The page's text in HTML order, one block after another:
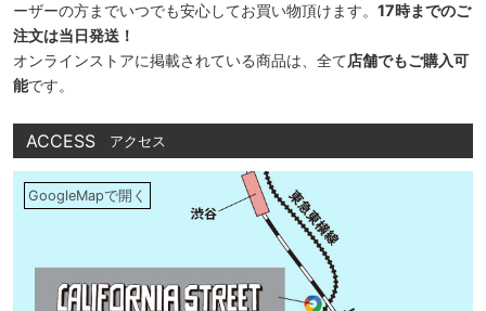
ーザーの方までいつでも安心してお買い物頂けます。 17時までのご
注文は当日発送！
オンラインストアに掲載されている商品は、全て店舗でもご購入可
能です。
ACCESS アクセス
GoogleMapで開く